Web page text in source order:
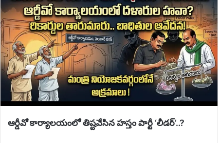
ఆర్డీవో కార్యాలయంలో తిష్టవేసిన హస్తం పార్టీ ‘లీడర్’..?